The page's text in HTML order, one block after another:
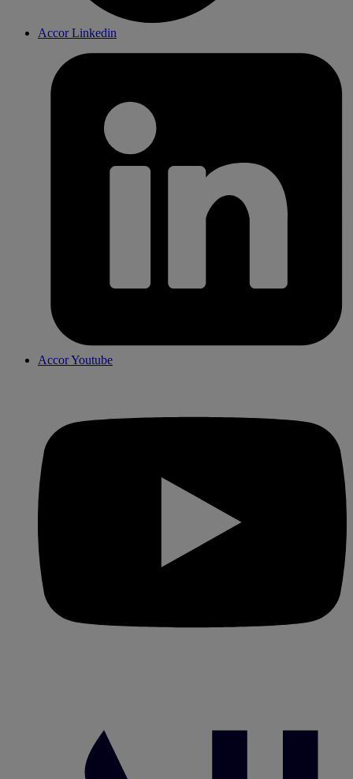
Accor Linkedin
Accor Youtube